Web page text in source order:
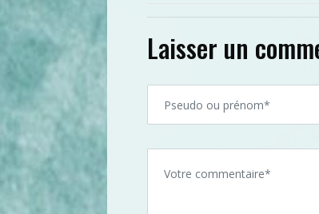
Laisser un